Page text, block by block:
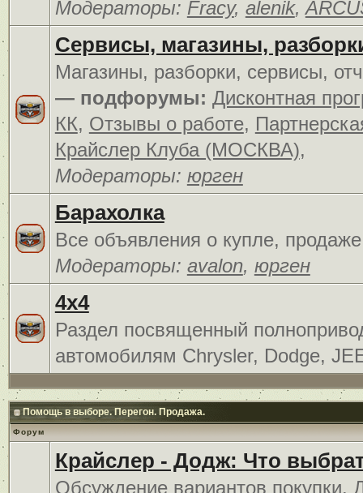
Модераторы: Fracy, alenik,
Сервисы, магазины,
Магазины, разборки, сервисы,
— подфорумы: Дисконтная
КК, Отзывы о работе,
Крайслер Клуба (МОСКВА),
Модераторы: юрген
Барахолка
Все объявления о купле,
Модераторы: avalon, юрген
4x4
Раздел посвященный
автомобилям Chrysler, Dodge,
Помощь в выборе. Перегон. Продажа.
Форум
Крайслер - Додж: Что
Обсуждение вариантов покупки.